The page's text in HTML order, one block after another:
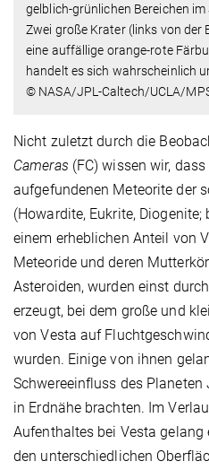
gelblich-grünlichen Bereichen
Zwei große Krater (links von der
eine auffällige orange-rote
handelt es sich wahrscheinlich
© NASA/JPL-Caltech/UCLA/
Nicht zuletzt durch die
Cameras (FC) wissen wir,
aufgefundenen Meteorite der
(Howardite, Eukrite,
einem erheblichen Anteil von
Meteoride und deren
Asteroiden, wurden einst
erzeugt, bei dem große und
von Vesta auf
wurden. Einige von ihnen
Schwereeinfluss des
in Erdnähe brachten. Im
Aufenthaltes bei Vesta
den unterschiedlichen